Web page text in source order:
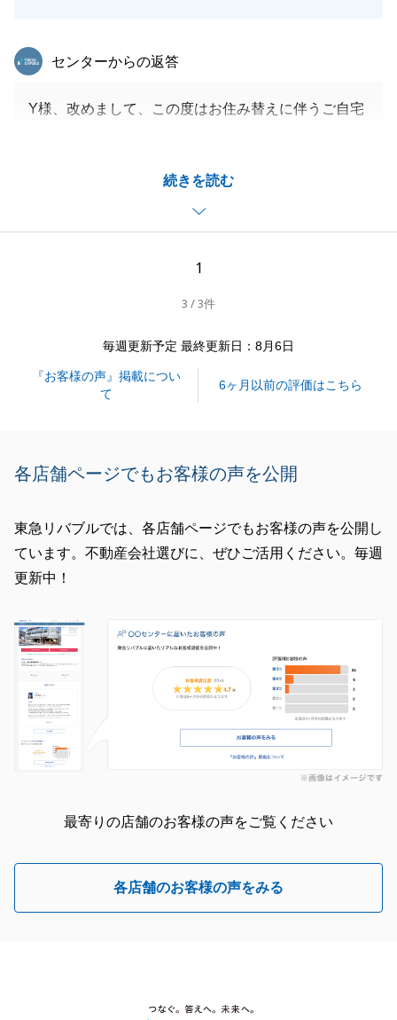
続きを読む
東急リバブル
センターからの返答
Y様、改めまして、この度はお住み替えに伴うご自宅
先行してお住み替え先のご契約をなされており、後か
らご自宅のご売却をされることに対して、ご不安事も
尽きなかったことかと存じます。
が実現しなかったと存じますので、改めて深く御礼申
また、ご転居先のお住まいの件やお知り合いの方々の
不動産に関するご相談事などがございましたら、お気
軽にお申し付けいただけましたら幸いです。
1
3 / 3件
毎週更新予定 最終更新日：8月6日
『お客様の声』掲載につい
て
6ヶ月以前の評価はこちら
各店舗ページでもお客様の声を公開
東急リバブルでは、各店舗ページでもお客様の声を公開し
ています。不動産会社選びに、ぜひご活用ください。毎週
更新中！
最寄りの店舗のお客様の声をご覧ください
各店舗のお客様の声をみる